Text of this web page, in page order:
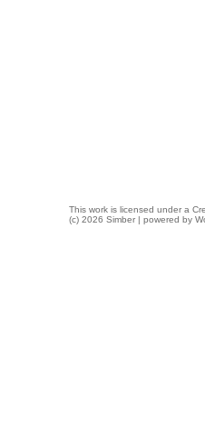
This work is licensed under a
(c) 2026 Simber | powered by